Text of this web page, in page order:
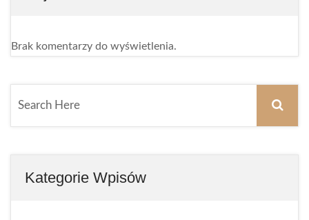
Brak komentarzy do wyświetlenia.
Kategorie Wpisów